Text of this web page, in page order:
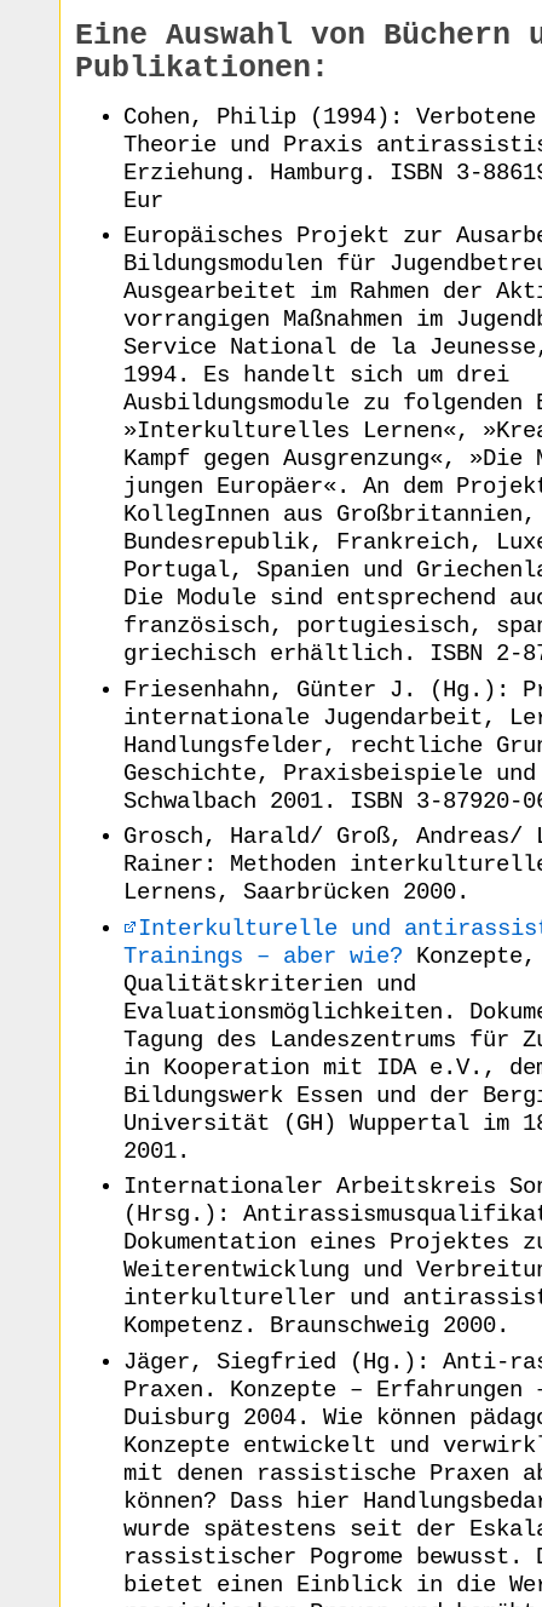
Eine Auswahl von Büchern
Publikationen:
Cohen, Philip (1994):
Theorie und Praxis
Erziehung. Hamburg. ISBN 3-
Eur
Europäisches Projekt zur
Bildungsmodulen für
Ausgearbeitet im Rahmen der
vorrangigen Maßnahmen im
Service National de la Jeunesse,
1994. Es handelt sich um drei
Ausbildungsmodule zu folgenden
»Interkulturelles Lernen«,
Kampf gegen Ausgrenzung«,
jungen Europäer«. An dem
KollegInnen aus
Bundesrepublik, Frankreich,
Portugal, Spanien und
Die Module sind entsprechend
französisch, portugiesisch,
griechisch erhältlich. ISBN 2-
Friesenhahn, Günter J. (Hg.):
internationale Jugendarbeit,
Handlungsfelder, rechtliche
Geschichte, Praxisbeispiele
Schwalbach 2001. ISBN 3-87920-
Grosch, Harald/ Groß, Andreas/
Rainer: Methoden
Lernens, Saarbrücken 2000.
Interkulturelle und
Trainings – aber wie? Konzepte,
Qualitätskriterien und
Evaluationsmöglichkeiten.
Tagung des Landeszentrums für
in Kooperation mit IDA e.V.,
Bildungswerk Essen und der
Universität (GH) Wuppertal im
2001.
Internationaler Arbeitskreis
(Hrsg.):
Dokumentation eines Projektes
Weiterentwicklung und
interkultureller und
Kompetenz. Braunschweig 2000.
Jäger, Siegfried (Hg.): Anti-
Praxen. Konzepte – Erfahrungen
Duisburg 2004. Wie können
Konzepte entwickelt und
mit denen rassistische Praxen
können? Dass hier
wurde spätestens seit der
rassistischer Pogrome bewusst.
bietet einen Einblick in die